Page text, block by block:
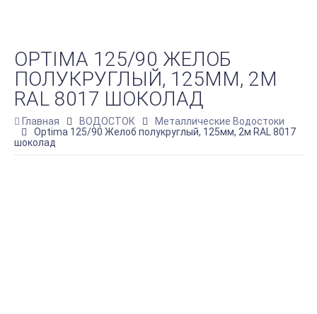
OPTIMA 125/90 ЖЕЛОБ
ПОЛУКРУГЛЫЙ, 125ММ, 2М
RAL 8017 ШОКОЛАД
Главная ВОДОСТОК
Металлические Водостоки
Optima 125/90 Желоб полукруглый, 125мм, 2м RAL 8017
шоколад